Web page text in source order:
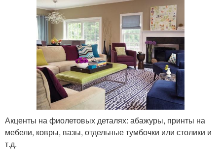
Акценты на фиолетовых деталях: абажуры, принты на
мебели, ковры, вазы, отдельные тумбочки или столики и
т.д.